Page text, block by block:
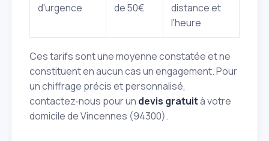
d'urgence
de 50€
distance et
l'heure
Ces tarifs sont une moyenne constatée et ne
constituent en aucun cas un engagement. Pour
un chiffrage précis et personnalisé,
contactez‑nous pour un devis gratuità votre
domicile de Vincennes (94300).